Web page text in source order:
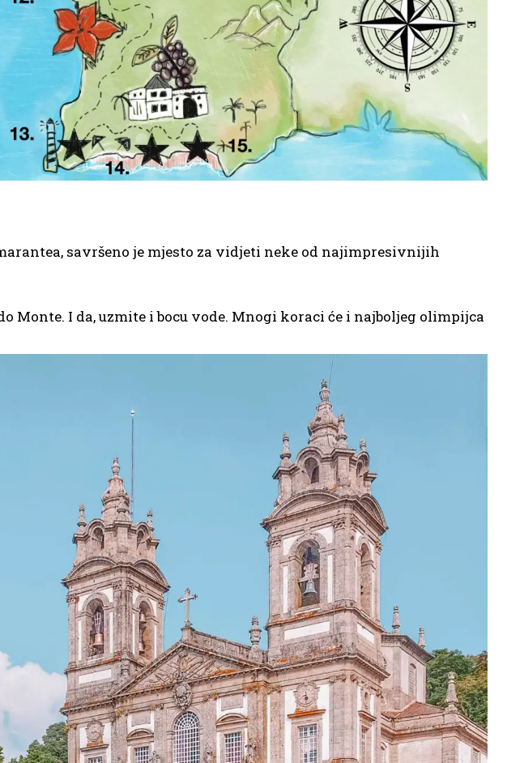
savršeno je mjesto za vidjeti neke od najimpresivnijih
Monte. I da, uzmite i bocu vode. Mnogi koraci će i najboljeg olimpijca